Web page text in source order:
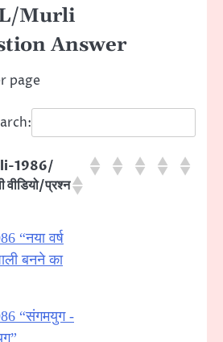
Murli
Answer
page
1986/
वीडियो/प्रश्न
“नया वर्ष
बनने का
“संगमयुग -